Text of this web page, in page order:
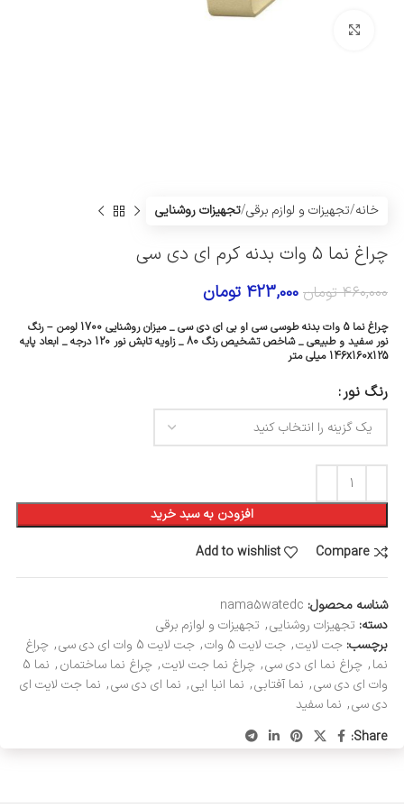
خانه تجهیزات و لوازم برقی تجهیزات روشنایی
چراغ نما ۵ وات بدنه کرم ای دی سی
460,000 تومان 423,000 تومان
چراغ نما 5 وات بدنه طوسی سی او بی ای دی سی _ میزان روشنایی 1700 لومن – رنگ
نور سفید و طبیعی _ شاخص تشخیص رنگ 80 _ زاویه تابش نور 120 درجه _ ابعاد پایه
146x160x125 میلی متر
رنگ نور
افزودن به سبد خرید
Compare
Add to wishlist
شناسه محصول: nama5watedc
دسته: تجهیزات روشنایی, تجهیزات و لوازم برقی
برچسب: جت لایت, جت لایت 5 وات , جت لایت 5 وات ای دی سی , چراغ
نما, چراغ نما ای دی سی, چراغ نما جت لایت, چراغ نما ساختمان,
نما 5
وات ای دی سی, نما آفتابی, نما انبا ایی, نما ای دی سی, نما جت لایت ای
دی سی, نما سفید
Share: